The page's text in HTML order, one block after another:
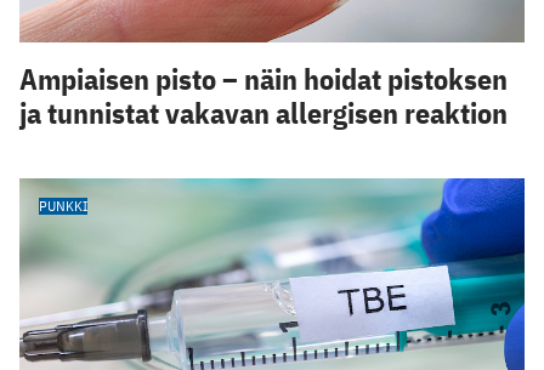
Ampiaisen pisto – näin hoidat pistoksen
ja tunnistat vakavan allergisen reaktion
PUNKKI